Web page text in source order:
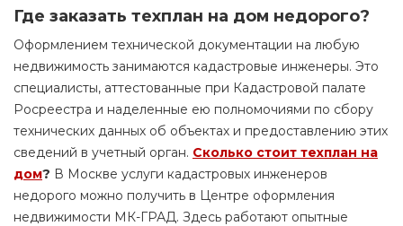
Где заказать техплан на дом недорого?
Оформлением технической документации на любую
недвижимость занимаются кадастровые инженеры. Это
специалисты, аттестованные при Кадастровой палате
Росреестра и наделенные ею полномочиями по сбору
технических данных об объектах и предоставлению этих
сведений в учетный орган. Сколько стоит техплан на
дом? В Москве услуги кадастровых инженеров
недорого можно получить в Центре оформления
недвижимости МК-ГРАД. Здесь работают опытные